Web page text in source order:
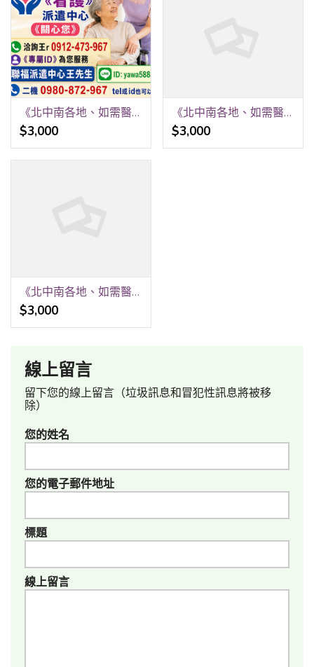
《北中南各地、如需醫院、居家看護》24H 《請提早預約、才可能會有看護》 祝福平安、健康。 聯福專業«看護»派遣中心《關心您》 洽詢王r 0912-473-967
$3,000
《北中南各地、如需醫院、居家看護》24H 《請提早預約、才可能會有看護》 祝福平安、健康。 聯福專業«看護»派遣中心《關心您》 洽詢王r 0912-473-967
$3,000
《北中南各地、如需醫院、居家看護》24H 《請提早預約、才可能會有看護》 祝福平安、健康。 聯福專業«看護»派遣中心《關心您》 洽詢王r 0912-473-967
$3,000
線上留言
留下您的線上留言（垃圾訊息和冒犯性訊息將被移
除）
您的姓名
您的電子郵件地址
標題
線上留言